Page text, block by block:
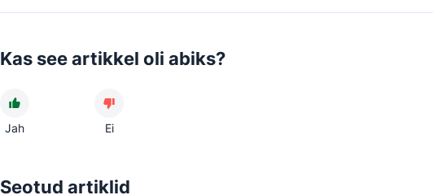
Kas see artikkel oli abiks?
Jah Ei
Seotud artiklid